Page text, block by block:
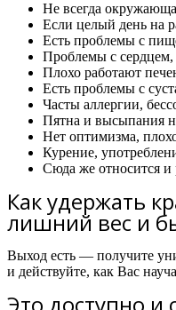
Не всегда
Если целый день на
Есть проблемы с
Проблемы с сердцем,
Плохо работают
Есть проблемы с
Часты аллергии,
Пятна и высыпания
Нет оптимизма,
Курение,
Сюда же относится и
Как удержать
лишний вес и
Выход есть — получите
и действуйте, как Вас